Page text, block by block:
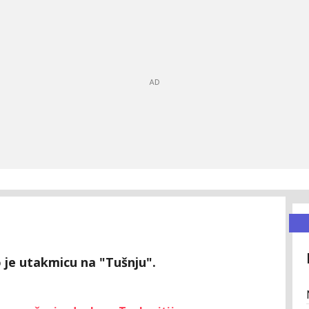
utakmicu na "Tušnju".